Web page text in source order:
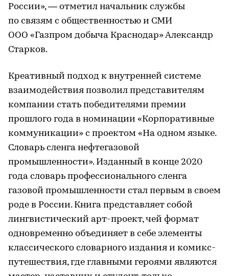
России», — отметил начальник службы
по связям с общественностью и СМИ
ООО «Газпром добыча Краснодар» Александр
Старков.
Креативный подход к внутренней системе
взаимодействия позволил представителям
компании стать победителями премии
прошлого года в номинации «Корпоративные
коммуникации» с проектом «На одном языке.
Словарь сленга нефтегазовой
промышленности». Изданный в конце 2020
года словарь профессионального сленга
газовой промышленности стал первым в своем
роде в России. Книга представляет собой
лингвистический арт-проект, чей формат
одновременно объединяет в себе элементы
классического словарного издания и комикс-
путешествия, где главными героями являются